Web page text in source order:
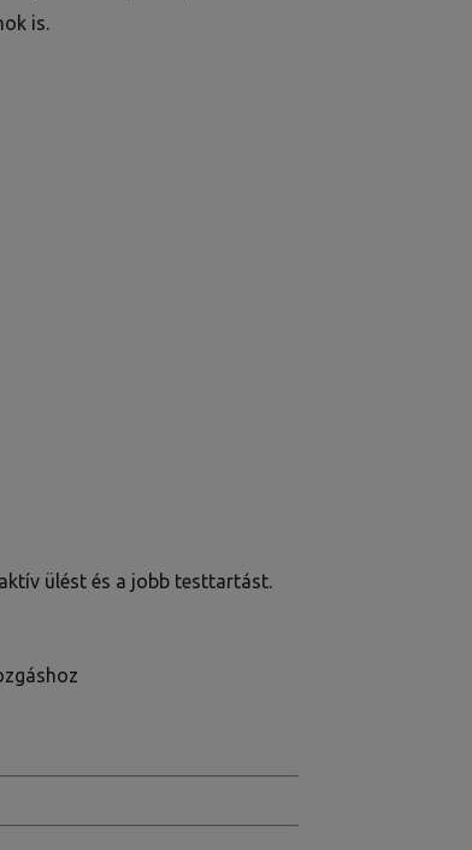
is.
ülést és a jobb testtartást.